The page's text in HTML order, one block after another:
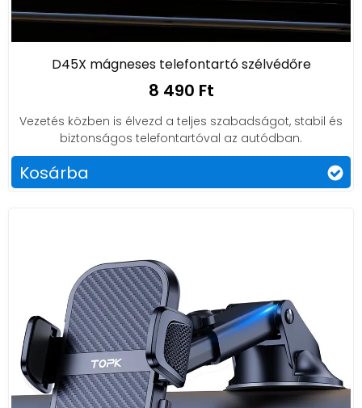
D45X mágneses telefontartó szélvédőre
8 490 Ft
Vezetés közben is élvezd a teljes szabadságot, stabil és
biztonságos telefontartóval az autódban.
Kosárba